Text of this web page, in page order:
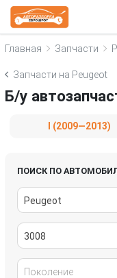
Главная Запчасти
Запчасти на Peugeot
Б/у
I (2009—2013)
ПОИСК ПО
Peugeot
3008
Поколение